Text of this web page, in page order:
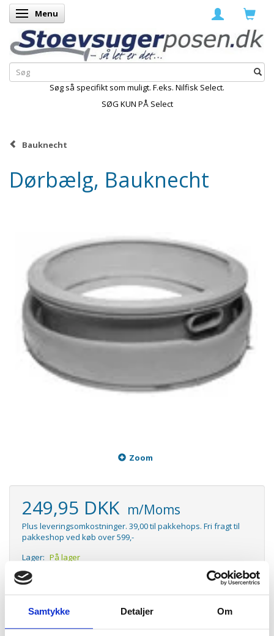
Samtykke Detaljer Om
Skifte navigation
Menu
Søg så specifikt som muligt. F.eks. Nilfisk Select.
SØG KUN PÅ Select
Bauknecht
Dørbælg, Bauknecht
Zoom
249,95 DKK m/Moms
Plus leveringsomkostninger. 39,00 til pakkehops. Fri fragt til
pakkeshop ved køb over 599,-
Lager: På lager
Antal